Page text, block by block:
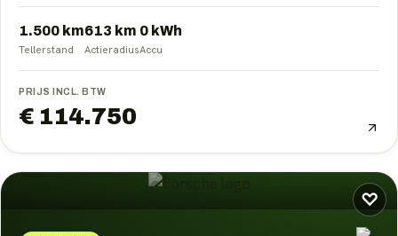
1.500 km
Tellerstand
613 km
Actieradius
0 kWh
Accu
PRIJS INCL. BTW
€ 114.750
♡